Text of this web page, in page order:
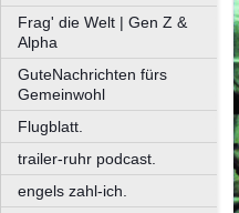
Frag' die Welt | Gen Z &
Alpha
GuteNachrichten fürs
Gemeinwohl
Flugblatt.
trailer-ruhr podcast.
engels zahl-ich.